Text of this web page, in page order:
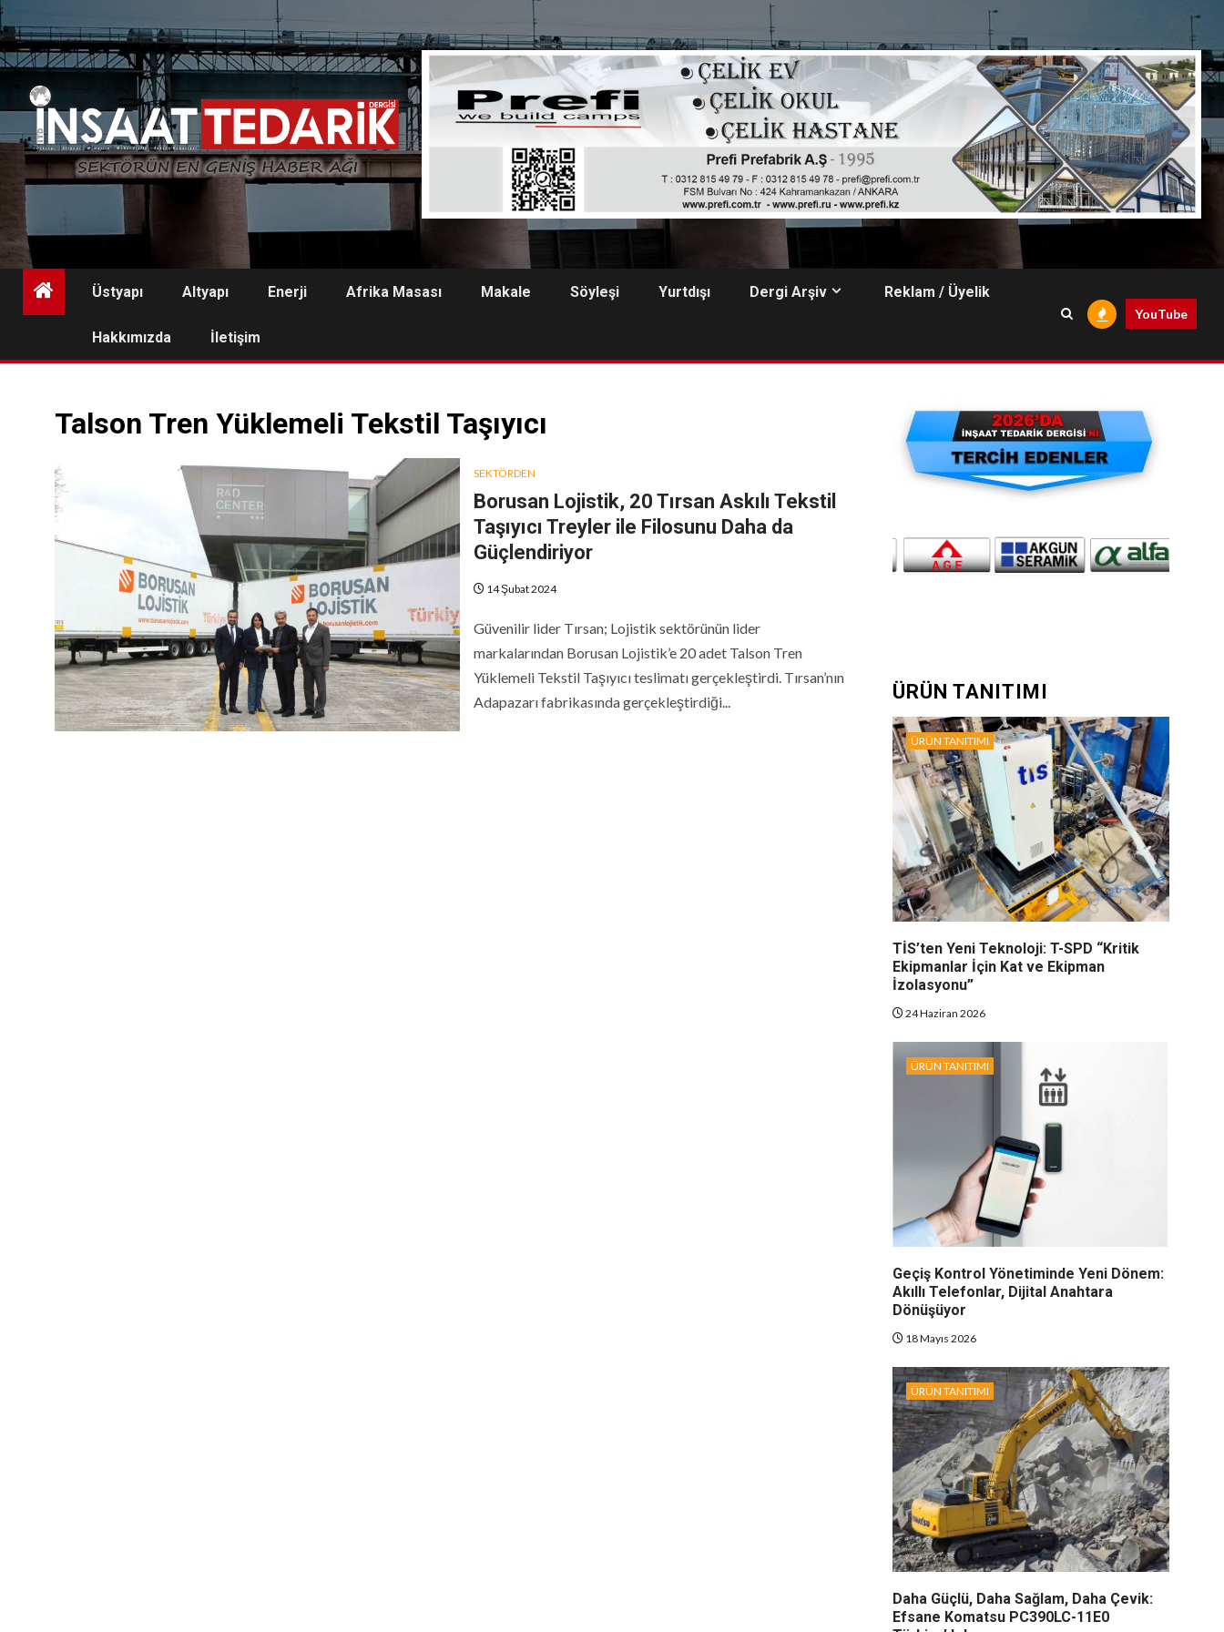
Skip
to
content
Üstyapı Altyapı Enerji Afrika Masası Makale Söyleşi Yurtdışı Dergi Arşiv Reklam / Üyelik
Hakkımızda İletişim
YouTube
Talson Tren Yüklemeli Tekstil Taşıyıcı
SEKTÖRDEN
Borusan Lojistik, 20 Tırsan Askılı Tekstil
Taşıyıcı Treyler ile Filosunu Daha da
Güçlendiriyor
14 Şubat 2024
Güvenilir lider Tırsan; Lojistik sektörünün lider
markalarından Borusan Lojistik’e 20 adet Talson Tren
Yüklemeli Tekstil Taşıyıcı teslimatı gerçekleştirdi. Tırsan’nın
Adapazarı fabrikasında gerçekleştirdiği...
ÜRÜN TANITIMI
ÜRÜN TANITIMI
TİS’ten Yeni Teknoloji: T-SPD “Kritik
Ekipmanlar İçin Kat ve Ekipman
İzolasyonu”
24 Haziran 2026
ÜRÜN TANITIMI
Geçiş Kontrol Yönetiminde Yeni Dönem:
Akıllı Telefonlar, Dijital Anahtara
Dönüşüyor
18 Mayıs 2026
ÜRÜN TANITIMI
Daha Güçlü, Daha Sağlam, Daha Çevik:
Efsane Komatsu PC390LC-11E0